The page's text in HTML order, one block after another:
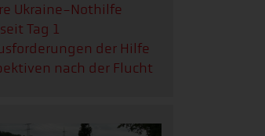
Ukraine-Nothilfe
seit Tag 1
der Hilfe
nach der Flucht